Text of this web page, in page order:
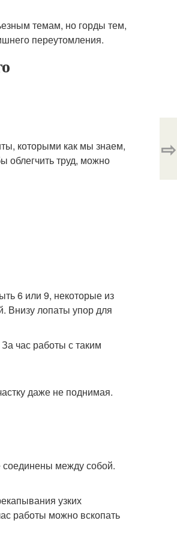
темам, но горды тем,
переутомления.
которыми как мы знаем,
облегчить труд, можно
6 или 9, некоторые из
Внизу лопаты упор для
час работы с таким
даже не поднимая.
соединены между собой.
узких
работы можно вскопать
⇨